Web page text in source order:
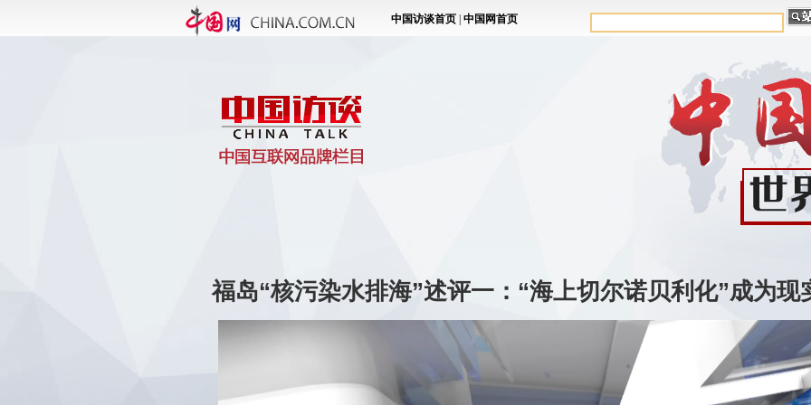
福岛“核污染水排海”述评一：“海上切尔诺贝利化”成为现